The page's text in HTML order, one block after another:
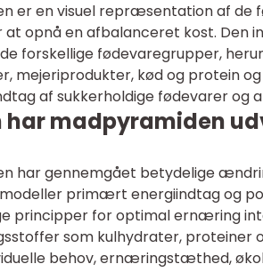
er en visuel repræsentation af de
opnå en afbalanceret kost. Den
forskellige fødevaregrupper,
mejeriprodukter, kød og protein
af sukkerholdige fødevarer og
har madpyramiden
har gennemgået betydelige
primært energiindtag og
principper for optimal ernæring
som kulhydrater, proteiner
behov, ernæringstæthed,